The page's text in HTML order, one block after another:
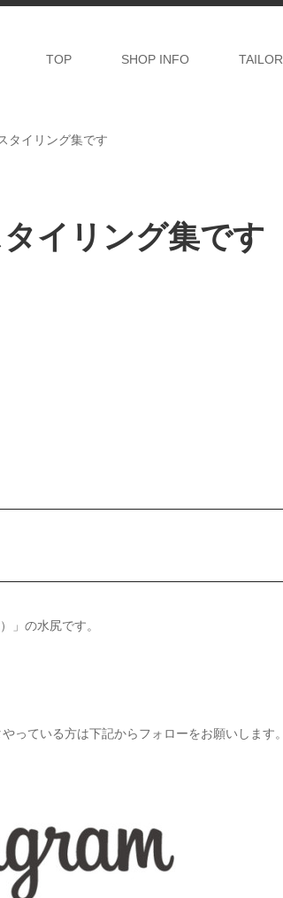
TOP SHOP INFO TAILOR
タイリング集です
イリング集です
」の水尻です。
っている方は下記からフォローをお願いします。